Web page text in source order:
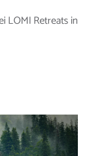
LOMI Retreats in